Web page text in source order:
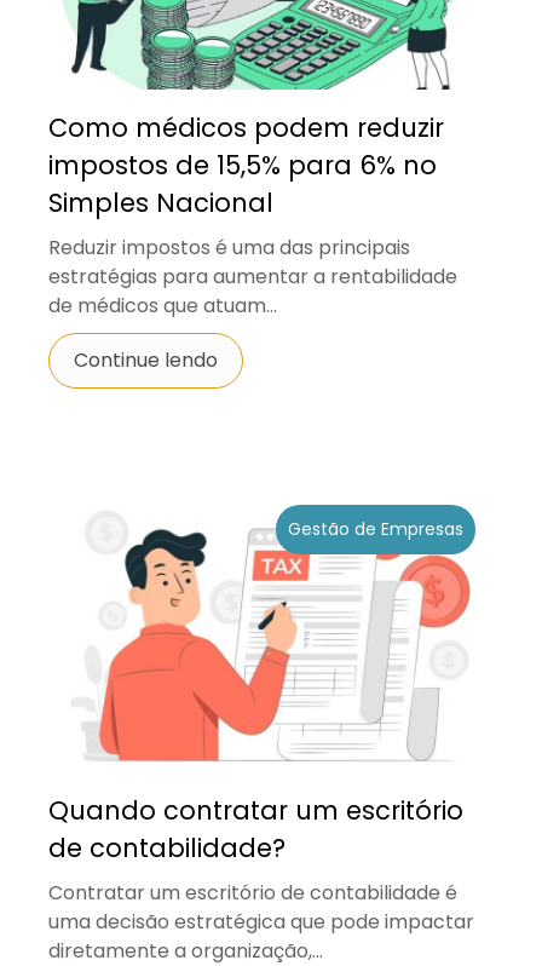
Como médicos podem reduzir
impostos de 15,5% para 6% no
Simples Nacional
Reduzir impostos é uma das principais
estratégias para aumentar a rentabilidade
de médicos que atuam...
Continue lendo
Gestão de Empresas
Quando contratar um escritório
de contabilidade?
Contratar um escritório de contabilidade é
uma decisão estratégica que pode impactar
diretamente a organização,...